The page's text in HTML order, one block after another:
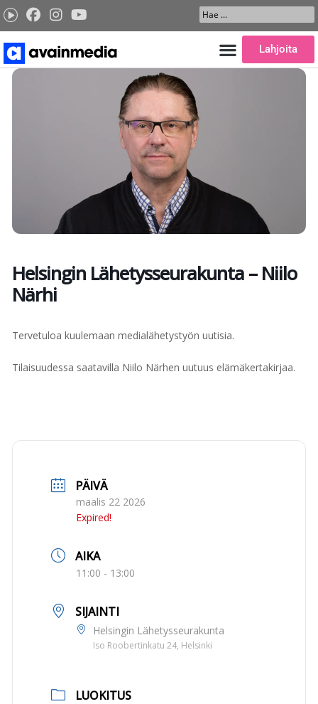
Siirry
sisältöön
Search
...
Lahjoita
Helsingin Lähetysseurakunta – Niilo
Närhi
Tervetuloa kuulemaan medialähetystyön uutisia.
Tilaisuudessa saatavilla Niilo Närhen uutuus elämäkertakirjaa.
PÄIVÄ
maalis 22 2026
Expired!
AIKA
11:00 - 13:00
SIJAINTI
Helsingin Lähetysseurakunta
Iso Roobertinkatu 24, Helsinki
LUOKITUS